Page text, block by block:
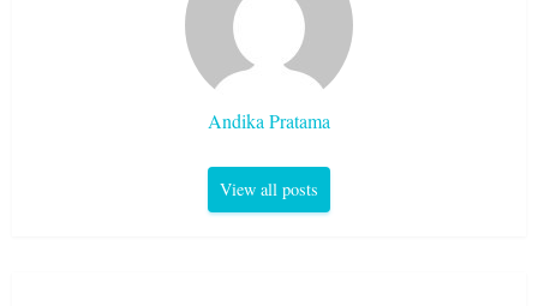
Andika Pratama
View all posts